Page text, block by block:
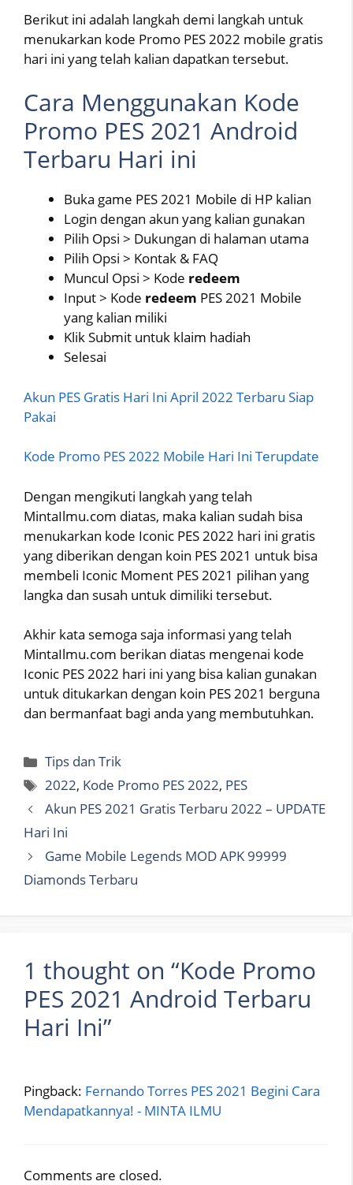
Berikut ini adalah langkah demi langkah untuk
menukarkan kode Promo PES 2022 mobile gratis
hari ini yang telah kalian dapatkan tersebut.
Cara Menggunakan Kode
Promo PES 2021 Android
Terbaru Hari ini
Buka game PES 2021 Mobile di HP kalian
Login dengan akun yang kalian gunakan
Pilih Opsi > Dukungan di halaman utama
Pilih Opsi > Kontak & FAQ
Muncul Opsi > Kode redeem
Input > Kode redeem PES 2021 Mobile
yang kalian miliki
Klik Submit untuk klaim hadiah
Selesai
Akun PES Gratis Hari Ini April 2022 Terbaru Siap
Pakai
Kode Promo PES 2022 Mobile Hari Ini Terupdate
Dengan mengikuti langkah yang telah
MintaIlmu.com diatas, maka kalian sudah bisa
menukarkan kode Iconic PES 2022 hari ini gratis
yang diberikan dengan koin PES 2021 untuk bisa
membeli Iconic Moment PES 2021 pilihan yang
langka dan susah untuk dimiliki tersebut.
Akhir kata semoga saja informasi yang telah
MintaIlmu.com berikan diatas mengenai kode
Iconic PES 2022 hari ini yang bisa kalian gunakan
untuk ditukarkan dengan koin PES 2021 berguna
dan bermanfaat bagi anda yang membutuhkan.
Categories
Tips dan Trik
Tags
2022, Kode Promo PES 2022, PES
Akun PES 2021 Gratis Terbaru 2022 – UPDATE
Hari Ini
Game Mobile Legends MOD APK 99999
Diamonds Terbaru
1 thought on “Kode Promo
PES 2021 Android Terbaru
Hari Ini”
Pingback: Fernando Torres PES 2021 Begini Cara
Mendapatkannya! - MINTA ILMU
Comments are closed.